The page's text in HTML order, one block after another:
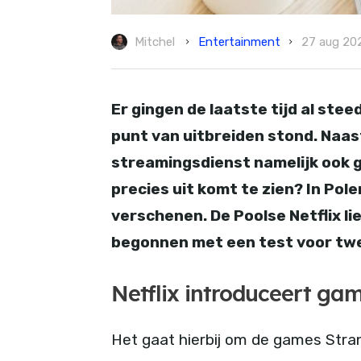
Mitchel Entertainment 27 aug
Er gingen de laatste tijd al
punt van uitbreiden stond.
streamingsdienst namelijk ook
precies uit komt te zien? In
verschenen. De Poolse Netflix
begonnen met een test voor
Netflix introduceert
Het gaat hierbij om de games